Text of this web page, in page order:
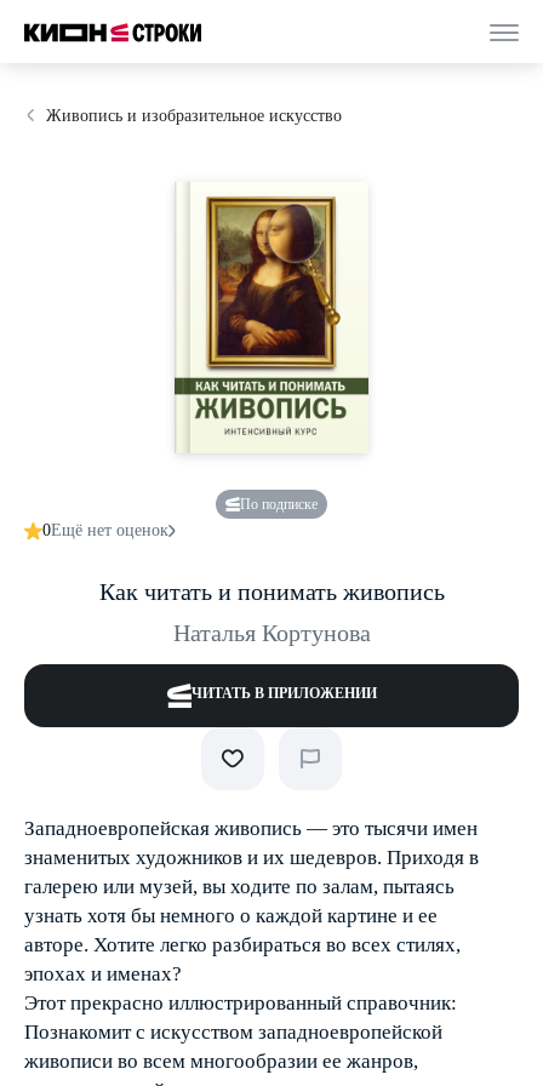
Живопись и изобразительное искусство
По подписке
0Ещё нет оценок
Как читать и понимать живопись
Наталья Кортунова
ЧИТАТЬ В ПРИЛОЖЕНИИ
Западноевропейская живопись — это тысячи имен
знаменитых художников и их шедевров. Приходя в
галерею или музей, вы ходите по залам, пытаясь
узнать хотя бы немного о каждой картине и ее
авторе. Хотите легко разбираться во всех стилях,
эпохах и именах?
Этот прекрасно иллюстрированный справочник:
Познакомит с искусством западноевропейской
живописи во всем многообразии ее жанров,